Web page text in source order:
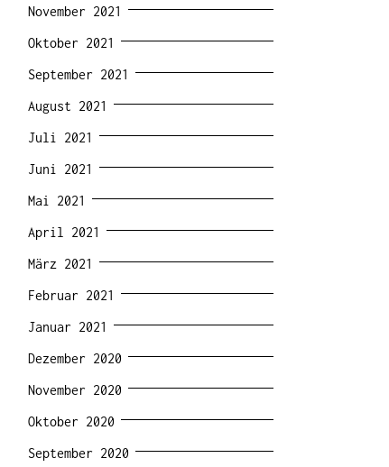
November 2021
Oktober 2021
September 2021
August 2021
Juli 2021
Juni 2021
Mai 2021
April 2021
März 2021
Februar 2021
Januar 2021
Dezember 2020
November 2020
Oktober 2020
September 2020